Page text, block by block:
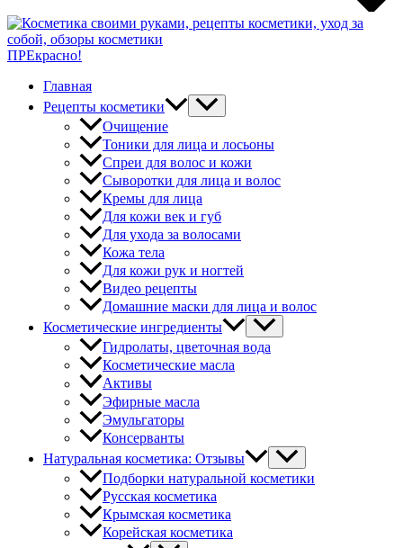
ПРЕкрасно!
Главная
Рецепты косметики
Очищение
Тоники для лица и лосьоны
Спреи для волос и кожи
Сыворотки для лица и волос
Кремы для лица
Для кожи век и губ
Для ухода за волосами
Кожа тела
Для кожи рук и ногтей
Видео рецепты
Домашние маски для лица и волос
Косметические ингредиенты
Гидролаты, цветочная вода
Косметические масла
Активы
Эфирные масла
Эмульгаторы
Консерванты
Натуральная косметика: Отзывы
Подборки натуральной косметики
Русская косметика
Крымская косметика
Корейская косметика